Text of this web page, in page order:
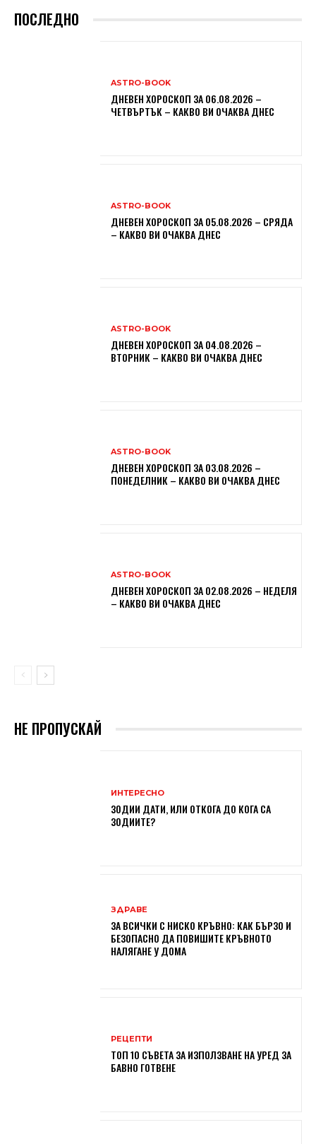
ПОСЛЕДНО
ASTRO-BOOK
ДНЕВЕН ХОРОСКОП ЗА 06.08.2026 –
ЧЕТВЪРТЪК – КАКВО ВИ ОЧАКВА ДНЕС
ASTRO-BOOK
ДНЕВЕН ХОРОСКОП ЗА 05.08.2026 – СРЯДА
– КАКВО ВИ ОЧАКВА ДНЕС
ASTRO-BOOK
ДНЕВЕН ХОРОСКОП ЗА 04.08.2026 –
ВТОРНИК – КАКВО ВИ ОЧАКВА ДНЕС
ASTRO-BOOK
ДНЕВЕН ХОРОСКОП ЗА 03.08.2026 –
ПОНЕДЕЛНИК – КАКВО ВИ ОЧАКВА ДНЕС
ASTRO-BOOK
ДНЕВЕН ХОРОСКОП ЗА 02.08.2026 – НЕДЕЛЯ
– КАКВО ВИ ОЧАКВА ДНЕС
НЕ ПРОПУСКАЙ
ИНТЕРЕСНО
ЗОДИИ ДАТИ, ИЛИ ОТКОГА ДО КОГА СА
ЗОДИИТЕ?
ЗДРАВЕ
ЗА ВСИЧКИ С НИСКО КРЪВНО: КАК БЪРЗО И
БЕЗОПАСНО ДА ПОВИШИТЕ КРЪВНОТО
НАЛЯГАНЕ У ДОМА
РЕЦЕПТИ
ТОП 10 СЪВЕТА ЗА ИЗПОЛЗВАНЕ НА УРЕД ЗА
БАВНО ГОТВЕНЕ